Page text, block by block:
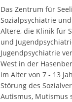
Das Zentrum für
Sozialpsychiatrie
Ältere, die Klinik für
und
Jugendpsychiatrie
West in der
im Alter von 7 - 13
Störung des
Autismus, Mutismus